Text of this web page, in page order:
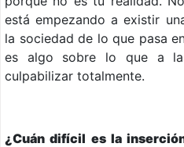
está empezando a existir
la sociedad de lo que pasa
es algo sobre lo que a
culpabilizar totalmente.
¿Cuán difícil es la